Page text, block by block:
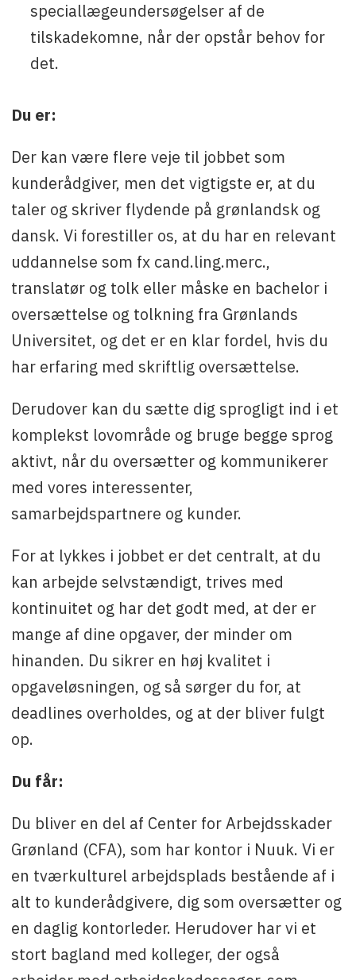
speciallægeundersøgelser af de
tilskadekomne, når der opstår behov for
det.
Du er:
Der kan være flere veje til jobbet som
kunderådgiver, men det vigtigste er, at du
taler og skriver flydende på grønlandsk og
dansk. Vi forestiller os, at du har en relevant
uddannelse som fx cand.ling.merc.,
translatør og tolk eller måske en bachelor i
oversættelse og tolkning fra Grønlands
Universitet, og det er en klar fordel, hvis du
har erfaring med skriftlig oversættelse.
Derudover kan du sætte dig sprogligt ind i et
komplekst lovområde og bruge begge sprog
aktivt, når du oversætter og kommunikerer
med vores interessenter,
samarbejdspartnere og kunder.
For at lykkes i jobbet er det centralt, at du
kan arbejde selvstændigt, trives med
kontinuitet og har det godt med, at der er
mange af dine opgaver, der minder om
hinanden. Du sikrer en høj kvalitet i
opgaveløsningen, og så sørger du for, at
deadlines overholdes, og at der bliver fulgt
op.
Du får:
Du bliver en del af Center for Arbejdsskader
Grønland (CFA), som har kontor i Nuuk. Vi er
en tværkulturel arbejdsplads bestående af i
alt to kunderådgivere, dig som oversætter og
en daglig kontorleder. Herudover har vi et
stort bagland med kolleger, der også